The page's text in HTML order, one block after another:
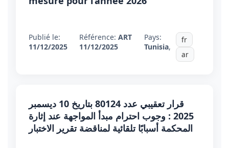
Publié le:
11/12/2025
Référence: ART
11/12/2025
Pays:
Tunisia,
fr
ar
قرار تعقيبي عدد 80124 بتاريخ 10 ديسمبر
2025 : وجوب احترام مبدأ المواجهة عند إثارة
المحكمة أسبابًا تلقائية لمناقضة تقرير الاختبار